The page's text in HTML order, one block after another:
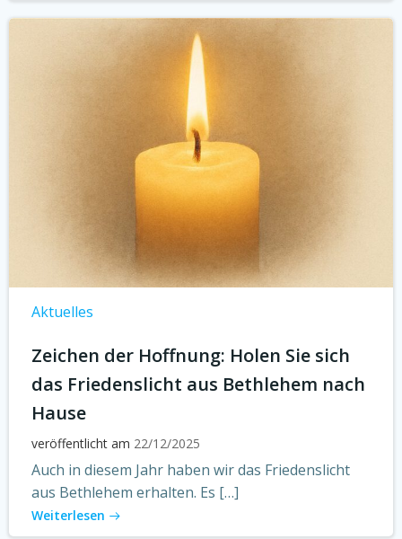
Aktuelles
Zeichen der Hoffnung: Holen Sie sich
das Friedenslicht aus Bethlehem nach
Hause
veröffentlicht am 22/12/2025
Auch in diesem Jahr haben wir das Friedenslicht
aus Bethlehem erhalten. Es […]
Weiterlesen